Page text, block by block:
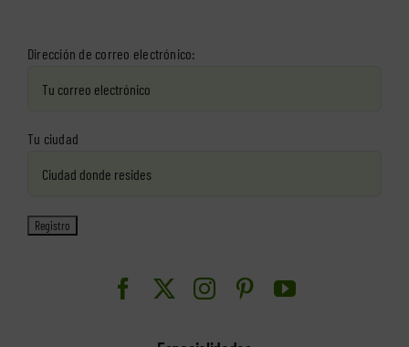
Dirección de correo electrónico:
Tu ciudad